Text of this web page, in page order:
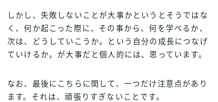
しかし、失敗しないことが大事かというとそうではな
く、何か起こった際に、その事から、何を学べるか、
次は、どうしていこうか。という自分の成長につなげ
ていけるか。が大事だと個人的には、思っています。
なお、最後にこちらに関して、一つだけ注意点があり
ます。それは、頑張りすぎないことです。